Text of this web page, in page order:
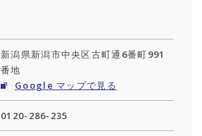
新潟県新潟市中央区古町通6番町991
番地
Google マップで見る
0120-286-235